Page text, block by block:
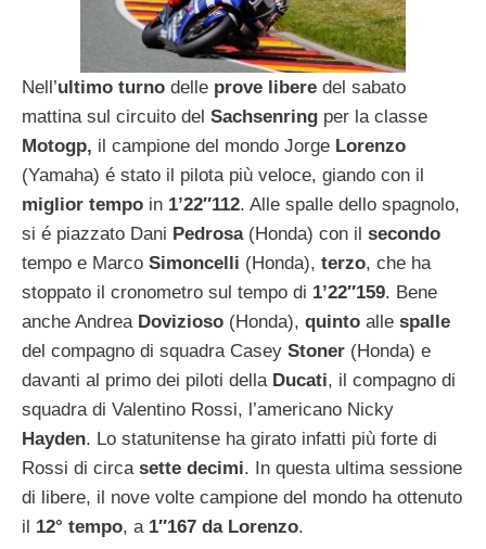
Nell’ultimo turno delle prove libere del sabato
mattina sul circuito del Sachsenring per la classe
Motogp, il campione del mondo Jorge Lorenzo
(Yamaha) é stato il pilota più veloce, giando con il
miglior tempo in 1’22″112. Alle spalle dello spagnolo,
si é piazzato Dani Pedrosa(Honda) con il secondo
tempo e Marco Simoncelli (Honda), terzo, che ha
stoppato il cronometro sul tempo di 1’22″159. Bene
anche Andrea Dovizioso (Honda), quinto alle spalle
del compagno di squadra Casey Stoner (Honda) e
davanti al primo dei piloti della Ducati, il compagno di
squadra di Valentino Rossi, l’americano Nicky
Hayden. Lo statunitense ha girato infatti più forte di
Rossi di circa sette decimi. In questa ultima sessione
di libere, il nove volte campione del mondo ha ottenuto
il 12° tempo, a 1″167 da Lorenzo.